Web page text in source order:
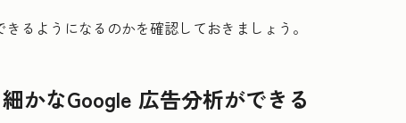
るようになるのかを確認しておきましょう。
かなGoogle 広告分析ができる